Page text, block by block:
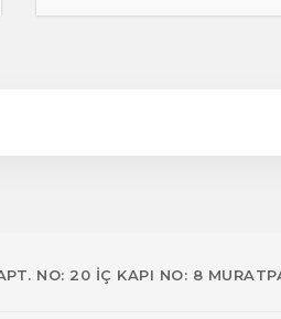
NO: 20 İÇ KAPI NO: 8